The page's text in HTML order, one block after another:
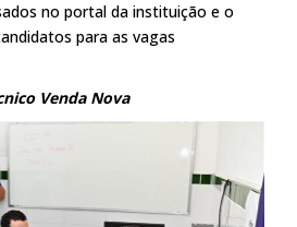
no portal da instituição e o
para as vagas
Venda Nova